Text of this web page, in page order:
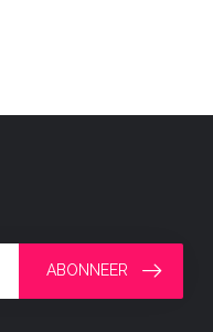
ABONNEER